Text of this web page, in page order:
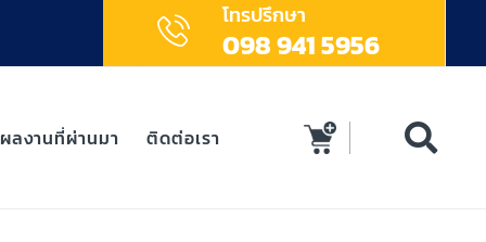
โทรปรึกษา
098 941 5956
ผลงานที่ผ่านมา ติดต่อเรา